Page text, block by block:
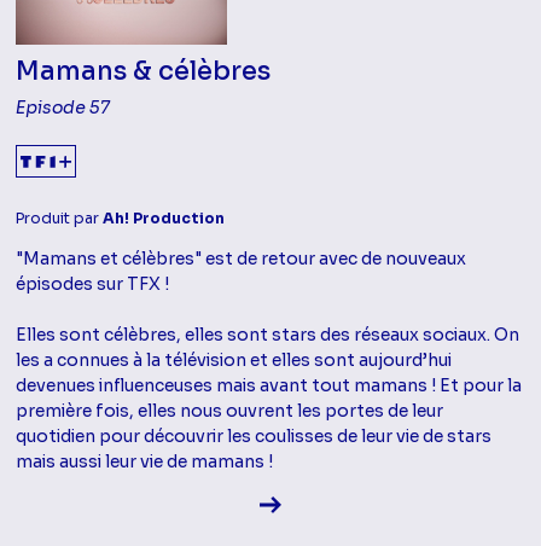
Mamans & célèbres
Episode 57
Produit parAh! Production
"Mamans et célèbres" est de retour avec de nouveaux
épisodes sur TFX !
Elles sont célèbres, elles sont stars des réseaux sociaux. On
les a connues à la télévision et elles sont aujourd’hui
devenues influenceuses mais avant tout mamans ! Et pour la
première fois, elles nous ouvrent les portes de leur
quotidien pour découvrir les coulisses de leur vie de stars
mais aussi leur vie de mamans !
Voir la fiche diffusion